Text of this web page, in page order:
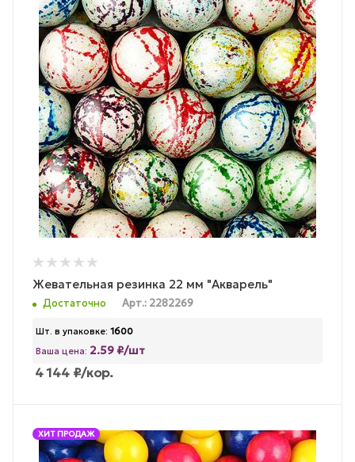
Жевательная резинка 22 мм "Акварель"
Достаточно Арт.: 2282269
Шт. в упаковке: 1600
Ваша цена: 2.59 ₽/шт
4 144 ₽/кор.
ХИТ ПРОДАЖ